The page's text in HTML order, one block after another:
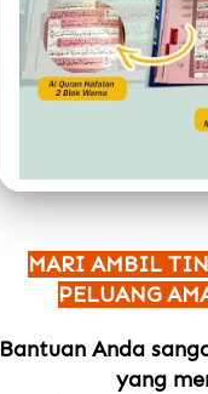
MARI AMBIL
PELUANG
Bantuan Anda
yang